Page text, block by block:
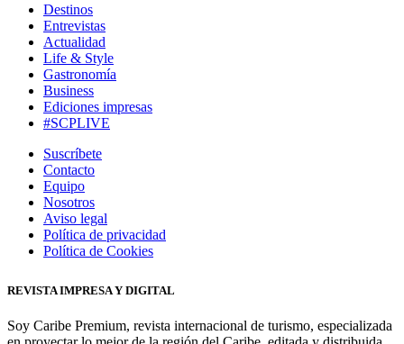
Destinos
Entrevistas
Actualidad
Life & Style
Gastronomía
Business
Ediciones impresas
#SCPLIVE
Suscríbete
Contacto
Equipo
Nosotros
Aviso legal
Política de privacidad
Política de Cookies
REVISTA IMPRESA Y DIGITAL
Soy Caribe Premium, revista internacional de turismo, especializada